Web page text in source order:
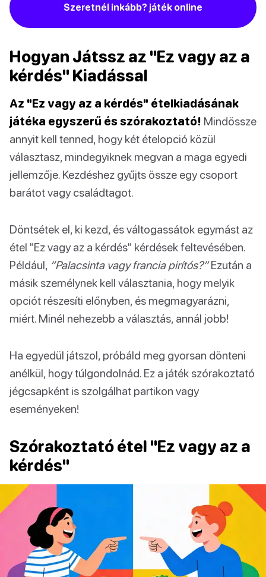
Szeretnél inkább? játék online
Hogyan Játssz az "Ez vagy az a
kérdés" Kiadással
Az "Ez vagy az a kérdés" ételkiadásának
játéka egyszerű és szórakoztató! Mindössze
annyit kell tenned, hogy két ételopció közül
választasz, mindegyiknek megvan a maga egyedi
jellemzője. Kezdéshez gyűjts össze egy csoport
barátot vagy családtagot.
Döntsétek el, ki kezd, és váltogassátok egymást az
étel "Ez vagy az a kérdés" kérdések feltevésében.
Például, “Palacsinta vagy francia pirítós?”Ezután a
másik személynek kell választania, hogy melyik
opciót részesíti előnyben, és megmagyarázni,
miért. Minél nehezebb a választás, annál jobb!
Ha egyedül játszol, próbáld meg gyorsan dönteni
anélkül, hogy túlgondolnád. Ez a játék szórakoztató
jégcsapként is szolgálhat partikon vagy
eseményeken!
Szórakoztató étel "Ez vagy az a
kérdés"